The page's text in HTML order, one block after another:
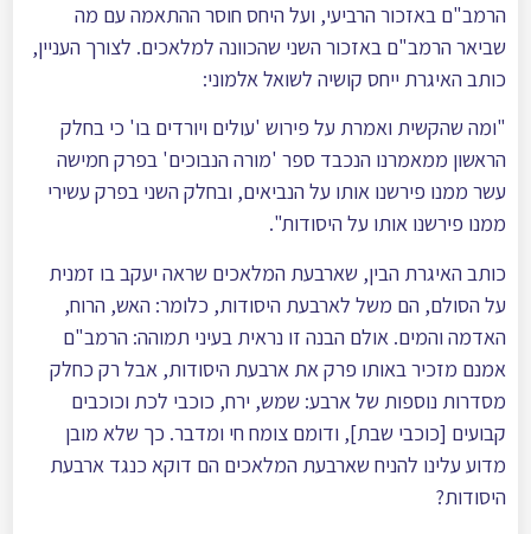
הרמב"ם באזכור הרביעי, ועל היחס חוסר ההתאמה עם מה
שביאר הרמב"ם באזכור השני שהכוונה למלאכים. לצורך העניין,
כותב האיגרת ייחס קושיה לשואל אלמוני:
"ומה שהקשית ואמרת על פירוש 'עולים ויורדים בו' כי בחלק
הראשון ממאמרנו הנכבד ספר 'מורה הנבוכים' בפרק חמישה
עשר ממנו פירשנו אותו על הנביאים, ובחלק השני בפרק עשירי
ממנו פירשנו אותו על היסודות".
כותב האיגרת הבין, שארבעת המלאכים שראה יעקב בו זמנית
על הסולם, הם משל לארבעת היסודות, כלומר: האש, הרוח,
האדמה והמים. אולם הבנה זו נראית בעיני תמוהה: הרמב"ם
אמנם מזכיר באותו פרק את ארבעת היסודות, אבל רק כחלק
מסדרות נוספות של ארבע: שמש, ירח, כוכבי לכת וכוכבים
קבועים [כוכבי שבת], ודומם צומח חי ומדבר. כך שלא מובן
מדוע עלינו להניח שארבעת המלאכים הם דוקא כנגד ארבעת
היסודות?